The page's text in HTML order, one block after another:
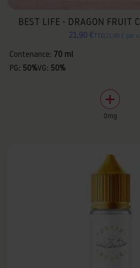
BEST LIFE - DRAGON FRUIT
21,90 € TTC 21,90 € par
Contenance: 70 ml
PG: 50%VG: 50%
0mg